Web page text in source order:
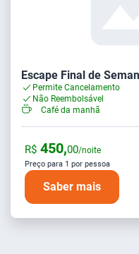
Escape Final de
Permite Cancelamento
Não Reembolsável
Café da manhã
R$ 450,00/noite
Preço para 1 por pessoa
Saber mais